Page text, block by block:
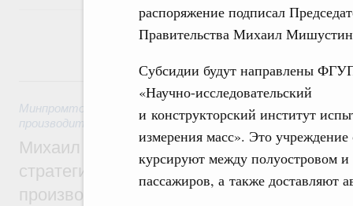
распоряжение подписал
Правительства Михаил
Субсидии будут направлены
«Научно-исследовательский
и конструкторский институт
измерения масс». Это
курсируют между полуостровом
пассажиров, а также доставляют
5 августа, среда
Минпромторг России Минэкономразвития России
производительности труда и поддержки занятости
Михаил Мишустин дал поручения по
стратегической сессии, посвящённой
производительности труда